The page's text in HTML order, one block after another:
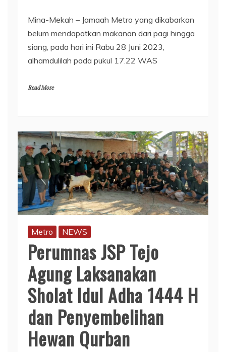
Mina-Mekah – Jamaah Metro yang dikabarkan
belum mendapatkan makanan dari pagi hingga
siang, pada hari ini Rabu 28 Juni 2023,
alhamdulilah pada pukul 17.22 WAS
Read More
Metro NEWS
Perumnas JSP Tejo
Agung Laksanakan
Sholat Idul Adha 1444 H
dan Penyembelihan
Hewan Qurban